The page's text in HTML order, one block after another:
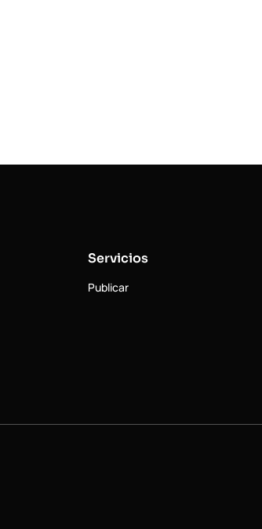
Servicios
Publicar